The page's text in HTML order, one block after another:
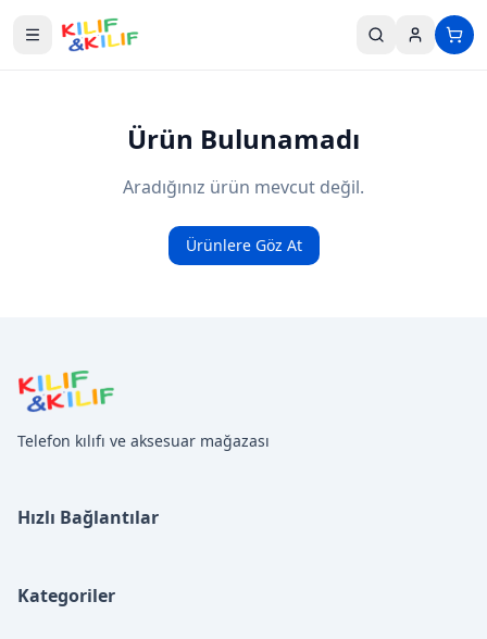
Ürün Bulunamadı
Aradığınız ürün mevcut değil.
Ürünlere Göz At
Telefon kılıfı ve aksesuar mağazası
Hızlı Bağlantılar
Kategoriler